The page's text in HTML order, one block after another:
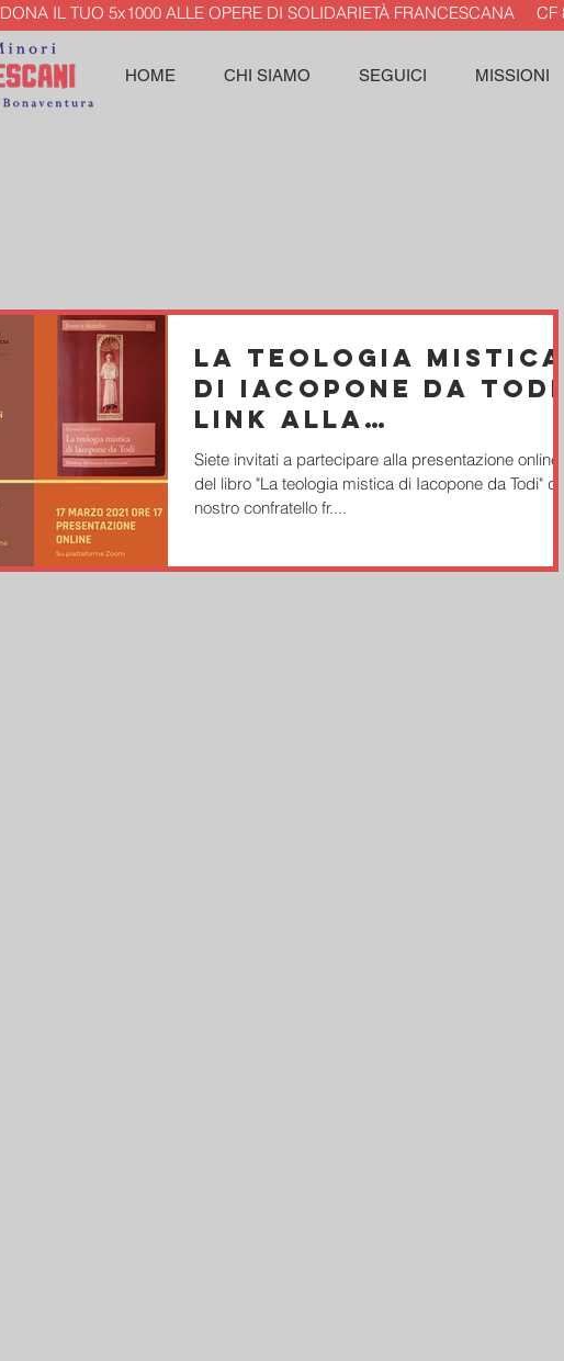
HOME CHI SIAMO SEGUICI MISSIONI
DONA IL TUO 5x1000 ALLE OPERE DI SOLIDARIETÀ FRANCESCANA CF
La teologia mistica
di Iacopone da Todi.
Link alla
presentazione del 17
marzo.
Siete invitati a partecipare alla presentazione online
del libro "La teologia mistica di Iacopone da Todi" del
nostro confratello fr....